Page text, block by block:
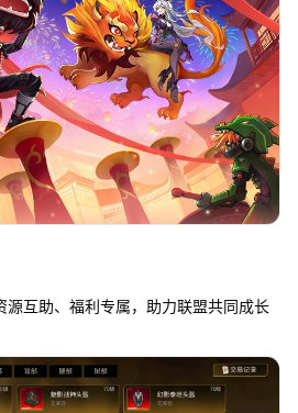
源互助、福利专属，助力联盟共同成长